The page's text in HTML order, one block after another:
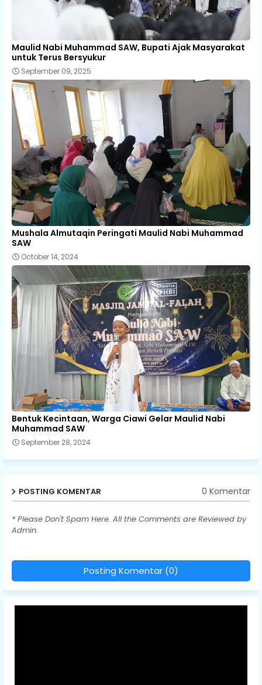
Maulid Nabi Muhammad SAW, Bupati Ajak Masyarakat
untuk Terus Bersyukur
September 09, 2025
Mushala Almutaqin Peringati Maulid Nabi Muhammad
SAW
October 14, 2024
Bentuk Kecintaan, Warga Ciawi Gelar Maulid Nabi
Muhammad SAW
September 28, 2024
POSTING KOMENTAR 0 Komentar
* Please Don't Spam Here. All the Comments are Reviewed by
Admin.
Posting Komentar (0)